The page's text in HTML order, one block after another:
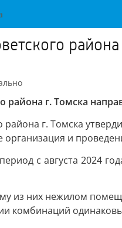
района г. Томска
района г. Томска
организация и
с августа 2024
из них нежилом
комбинаций